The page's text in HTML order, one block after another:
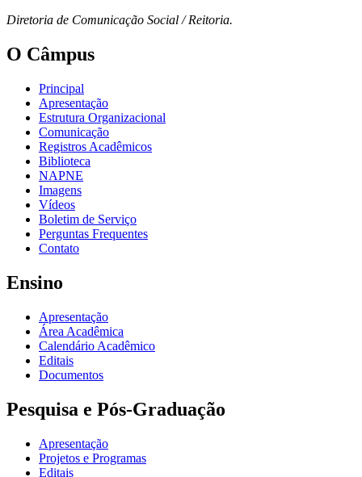
Diretoria de Comunicação Social / Reitoria.
O Câmpus
Principal
Apresentação
Estrutura Organizacional
Comunicação
Registros Acadêmicos
Biblioteca
NAPNE
Imagens
Vídeos
Boletim de Serviço
Perguntas Frequentes
Contato
Ensino
Apresentação
Área Acadêmica
Calendário Acadêmico
Editais
Documentos
Pesquisa e Pós-Graduação
Apresentação
Projetos e Programas
Editais